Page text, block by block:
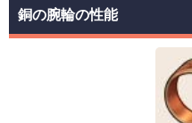
銅の腕輪の性能